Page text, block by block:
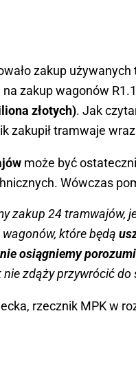
zakup
zakup wagonów
złotych). Jak
zakupił tramwaje
może być
Wówczas
zakup 24 tramwajów,
które będą
osiągniemy
zdąży przywrócić
rzecznik MPK w